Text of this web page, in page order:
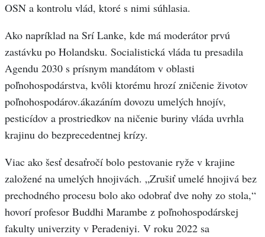
OSN a kontrolu vlád, ktoré s nimi súhlasia.
Ako napríklad na Srí Lanke, kde má moderátor prvú
zastávku po Holandsku. Socialistická vláda tu presadila
Agendu 2030 s prísnym mandátom v oblasti
poľnohospodárstva, kvôli ktorému hrozí zničenie životov
poľnohospodárov.ákazáním dovozu umelých hnojív,
pesticídov a prostriedkov na ničenie buriny vláda uvrhla
krajinu do bezprecedentnej krízy.
Viac ako šesť desaťročí bolo pestovanie ryže v krajine
založené na umelých hnojivách. „Zrušiť umelé hnojivá bez
prechodného procesu bolo ako odobrať dve nohy zo stola,“
hovorí profesor Buddhi Marambe z poľnohospodárskej
fakulty univerzity v Peradeniyi. V roku 2022 sa